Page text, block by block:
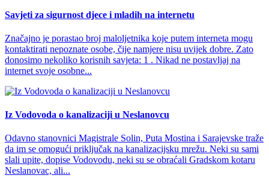
Savjeti za sigurnost djece i mladih na internetu
Značajno je porastao broj maloljetnika koje putem interneta mogu
kontaktirati nepoznate osobe, čije namjere nisu uvijek dobre. Zato
donosimo nekoliko korisnih savjeta: 1 . Nikad ne postavljaj na
internet svoje osobne...
Iz Vodovoda o kanalizaciji u Neslanovcu
Odavno stanovnici Magistrale Solin, Puta Mostina i Sarajevske traže
da im se omogući priključak na kanalizacijsku mrežu. Neki su sami
slali upite, dopise Vodovodu, neki su se obraćali Gradskom kotaru
Neslanovac, ali...